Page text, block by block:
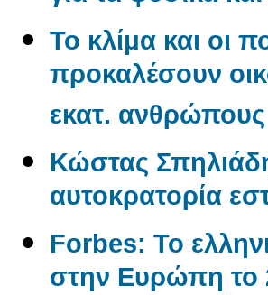
Το κλίμα και οι
προκαλέσουν
εκατ. ανθρώπους
Κώστας
αυτοκρατορία
Forbes: Το
στην Ευρώπη το